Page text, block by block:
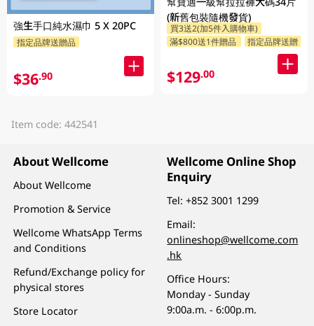
強生手口純水濕巾 5 X 20PC
指定品牌送贈品
$36.90
(新舊包裝隨機發貨)
買3送2(加5件入購物車)
滿$800送1件贈品
指定品牌送贈品
$129.00
Item code: 442541
About Wellcome
About Wellcome
Promotion & Service
Wellcome WhatsApp Terms
and Conditions
Refund/Exchange policy for
physical stores
Store Locator
Wellcome Online Shop
Enquiry
Tel:+852 3001 1299
Email:
onlineshop@wellcome.com
.hk
Office Hours:
Monday - Sunday
9:00a.m. - 6:00p.m.